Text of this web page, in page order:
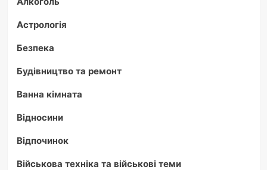
Астрологія
Безпека
Будівництво та ремонт
Ванна кімната
Відносини
Відпочинок
Військова техніка та військові теми